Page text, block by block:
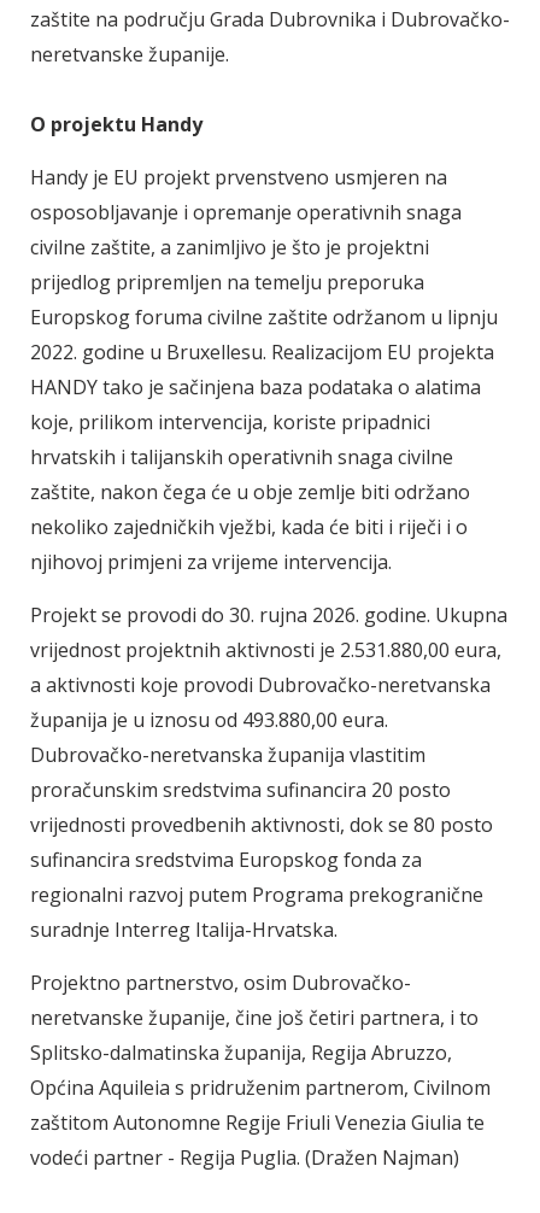
zaštite na području Grada Dubrovnika i Dubrovačko-
neretvanske županije.
O projektu Handy
Handy je EU projekt prvenstveno usmjeren na
osposobljavanje i opremanje operativnih snaga
civilne zaštite, a zanimljivo je što je projektni
prijedlog pripremljen na temelju preporuka
Europskog foruma civilne zaštite održanom u lipnju
2022. godine u Bruxellesu. Realizacijom EU projekta
HANDY tako je sačinjena baza podataka o alatima
koje, prilikom intervencija, koriste pripadnici
hrvatskih i talijanskih operativnih snaga civilne
zaštite, nakon čega će u obje zemlje biti održano
nekoliko zajedničkih vježbi, kada će biti i riječi i o
njihovoj primjeni za vrijeme intervencija.
Projekt se provodi do 30. rujna 2026. godine. Ukupna
vrijednost projektnih aktivnosti je 2.531.880,00 eura,
a aktivnosti koje provodi Dubrovačko-neretvanska
županija je u iznosu od 493.880,00 eura.
Dubrovačko-neretvanska županija vlastitim
proračunskim sredstvima sufinancira 20 posto
vrijednosti provedbenih aktivnosti, dok se 80 posto
sufinancira sredstvima Europskog fonda za
regionalni razvoj putem Programa prekogranične
suradnje Interreg Italija-Hrvatska.
Projektno partnerstvo, osim Dubrovačko-
neretvanske županije, čine još četiri partnera, i to
Splitsko-dalmatinska županija, Regija Abruzzo,
Općina Aquileia s pridruženim partnerom, Civilnom
zaštitom Autonomne Regije Friuli Venezia Giulia te
vodeći partner - Regija Puglia. (Dražen Najman)